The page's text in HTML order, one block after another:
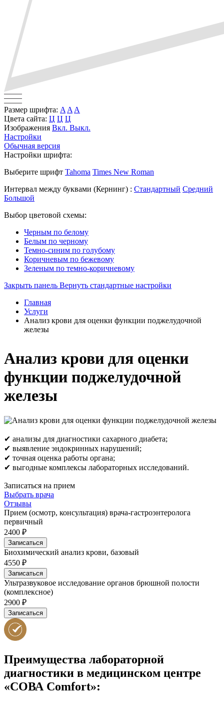
Размер шрифта: A A A
Цвета сайта: Ц Ц Ц
Изображения Вкл. Выкл.
Настройки
Обычная версия
Настройки шрифта:
Выберите шрифт Tahoma Times New Roman
Интервал между буквами (Кернинг) : Стандартный Средний
Большой
Выбор цветовой схемы:
Черным по белому
Белым по черному
Темно-синим по голубому
Коричневым по бежевому
Зеленым по темно-коричневому
Закрыть панель Вернуть стандартные настройки
Главная
Услуги
Анализ крови для оценки функции поджелудочной
железы
Анализ крови для оценки
функции поджелудочной
железы
✔ анализы для диагностики сахарного диабета;
✔ выявление эндокринных нарушений;
✔ точная оценка работы органа;
✔ выгодные комплексы лабораторных исследований.
Записаться на прием
Выбрать врача
Отзывы
Прием (осмотр, консультация) врача-гастроэнтеролога
первичный
2400 ₽
Записаться
Биохимический анализ крови, базовый
4550 ₽
Записаться
Ультразвуковое исследование органов брюшной полости
(комплексное)
2900 ₽
Записаться
Преимущества лабораторной
диагностики в медицинском центре
«СОВА Comfort»: